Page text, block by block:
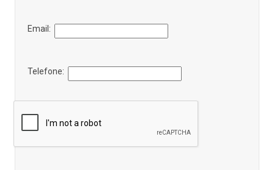
Email:
Telefone: